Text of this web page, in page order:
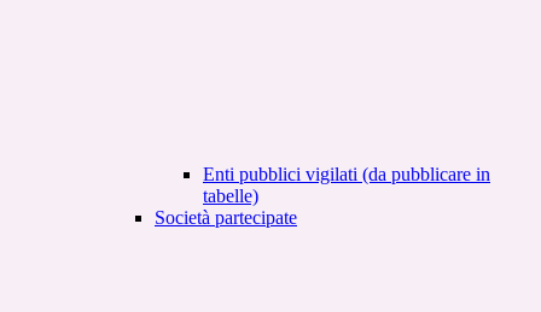
Enti pubblici vigilati (da pubblicare in
tabelle)
Società partecipate